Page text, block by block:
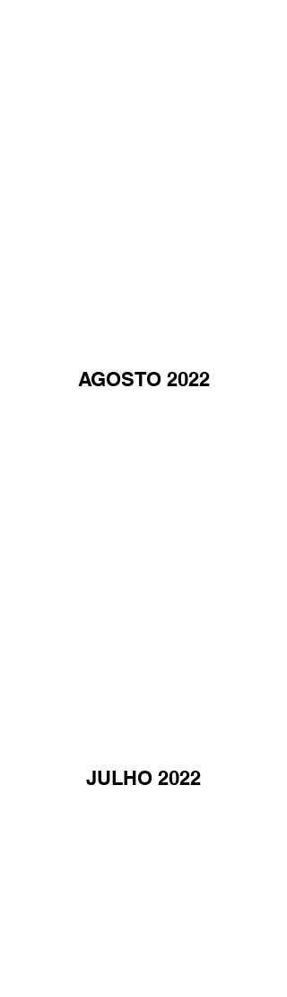
AGOSTO 2022
JULHO 2022